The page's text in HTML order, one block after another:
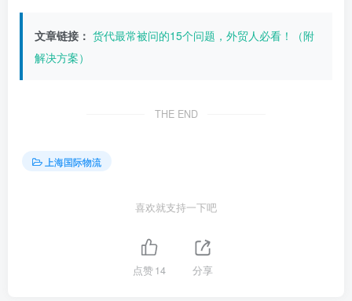
文章链接： 货代最常被问的15个问题，外贸人必看！（附
解决方案）
THE END
上海国际物流
喜欢就支持一下吧
点赞14 分享